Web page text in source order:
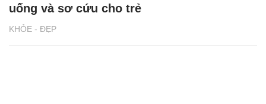
KHỎE - ĐẸP
uống và sơ cứu cho trẻ